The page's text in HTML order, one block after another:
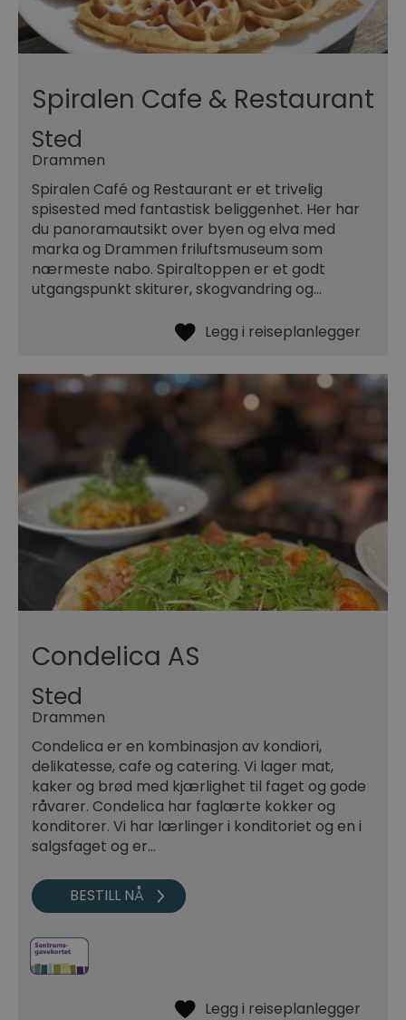
Spiralen Cafe & Restaurant
Sted
Drammen
Spiralen Café og Restaurant er et trivelig
spisested med fantastisk beliggenhet. Her har
du panoramautsikt over byen og elva med
marka og Drammen friluftsmuseum som
nærmeste nabo. Spiraltoppen er et godt
utgangspunkt skiturer, skogvandring og…
Condelica AS
Sted
Drammen
Condelica er en kombinasjon av kondiori,
delikatesse, cafe og catering. Vi lager mat,
kaker og brød med kjærlighet til faget og gode
råvarer. Condelica har faglærte kokker og
konditorer. Vi har lærlinger i konditoriet og en i
salgsfaget og er…